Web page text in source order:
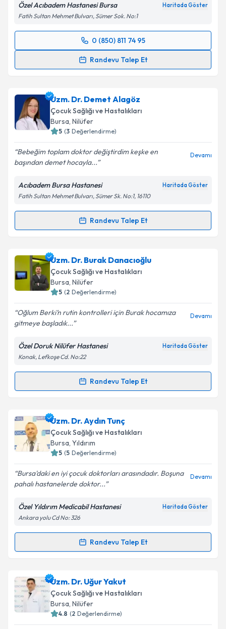
Kişisel verilerimin işlenmesine ilişkin
Aydınlatma
Metni'ni okudum ve kişisel verilerimin belirtilen
kapsamda işlenmesini kabul ediyorum.
Takvim Talebini Gönder
Özel Acıbadem Hastanesi Bursa Haritada Göster
Fatih Sultan Mehmet Bulvarı, Sümer Sok. No:1
0 (850) 811 74 95
Randevu Talep Et
Randevu Takvimi Talebi
almanız için bir takvim hazırlandığında e-posta ile
bilgilendireceğiz.
E-posta Adresiniz
Metni'ni okudum ve kişisel verilerimin belirtilen
kapsamda işlenmesini kabul ediyorum.
Takvim Talebini Gönder
Uzm. Dr. Demet Alagöz
Çocuk Sağlığı ve Hastalıkları
Bursa, Nilüfer
5 (3 Değerlendirme)
Bebeğim toplam doktor değiştirdim keşke en
başından demet hocayla...
Devamı
Acıbadem Bursa Hastanesi Haritada Göster
Fatih Sultan Mehmet Bulvarı, Sümer Sk. No:1, 16110
Randevu Talep Et
Randevu Takvimi Talebi
Uzm. Dr. Demet Alagöziçin randevu takvimi talebi
oluşturun. Size bu uzmandan randevu almanız için bir
takvim hazırlandığında e-posta ile bilgilendireceğiz.
Kişisel verilerimin işlenmesine ilişkin
Aydınlatma
Metni'ni okudum ve kişisel verilerimin belirtilen
kapsamda işlenmesini kabul ediyorum.
Uzm. Dr. Burak Danacıoğlu
Çocuk Sağlığı ve Hastalıkları
Bursa, Nilüfer
5 (2 Değerlendirme)
Oğlum Berki’n rutin kontrolleri için Burak hocamıza
gitmeye başladık...
Devamı
Özel Doruk Nilüfer Hastanesi Haritada Göster
Konak, Lefkoşe Cd. No:22
Randevu Talep Et
Randevu Takvimi Talebi
Uzm. Dr. Burak Danacıoğlu
talebi oluşturun. Size bu uzmandan randevu almanız
için bir takvim hazırlandığında e-posta ile
bilgilendireceğiz.
E-posta Adresiniz
Kişisel verilerimin işlenmesine ilişkin
Metni'ni okudum ve kişisel verilerimin belirtilen
kapsamda işlenmesini kabul ediyorum.
Uzm. Dr. Aydın Tunç
Çocuk Sağlığı ve Hastalıkları
Bursa, Yıldırım
5 (5 Değerlendirme)
Bursa'daki en iyi çocuk doktorları arasındadır. Boşuna
pahalı hastanelerde doktor...
Devamı
Özel Yıldırım Medicabil Hastanesi Haritada Göster
Ankara yolu Cd No: 326
Randevu Talep Et
Randevu Takvimi Talebi
Uzm. Dr. Aydın Tunçiçin randevu takvimi talebi
oluşturun. Size bu uzmandan randevu almanız için bir
takvim hazırlandığında e-posta ile bilgilendireceğiz.
Uzm. Dr. Uğur Yakut
Çocuk Sağlığı ve Hastalıkları
Bursa, Nilüfer
4.8 (2 Değerlendirme)